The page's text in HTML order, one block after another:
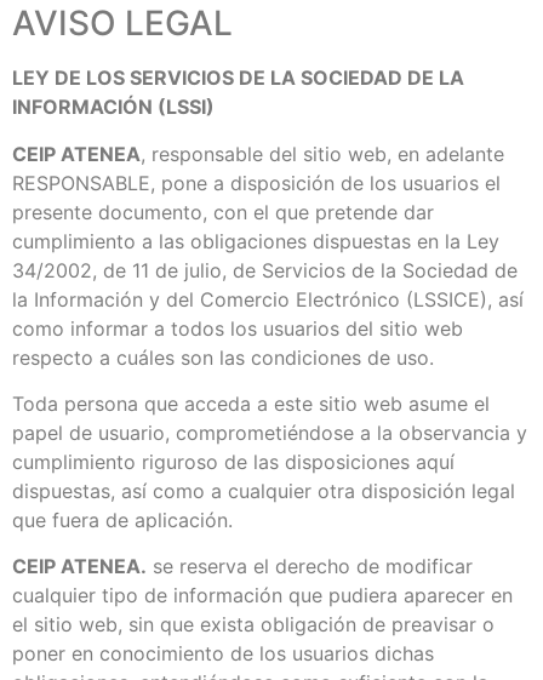
AVISO LEGAL
LEY DE LOS SERVICIOS DE LA SOCIEDAD DE LA
INFORMACIÓN (LSSI)
CEIP ATENEA, responsable del sitio web, en adelante
RESPONSABLE, pone a disposición de los usuarios el
presente documento, con el que pretende dar
cumplimiento a las obligaciones dispuestas en la Ley
34/2002, de 11 de julio, de Servicios de la Sociedad de
la Información y del Comercio Electrónico (LSSICE), así
como informar a todos los usuarios del sitio web
respecto a cuáles son las condiciones de uso.
Toda persona que acceda a este sitio web asume el
papel de usuario, comprometiéndose a la observancia y
cumplimiento riguroso de las disposiciones aquí
dispuestas, así como a cualquier otra disposición legal
que fuera de aplicación.
CEIP ATENEA. se reserva el derecho de modificar
cualquier tipo de información que pudiera aparecer en
el sitio web, sin que exista obligación de preavisar o
poner en conocimiento de los usuarios dichas